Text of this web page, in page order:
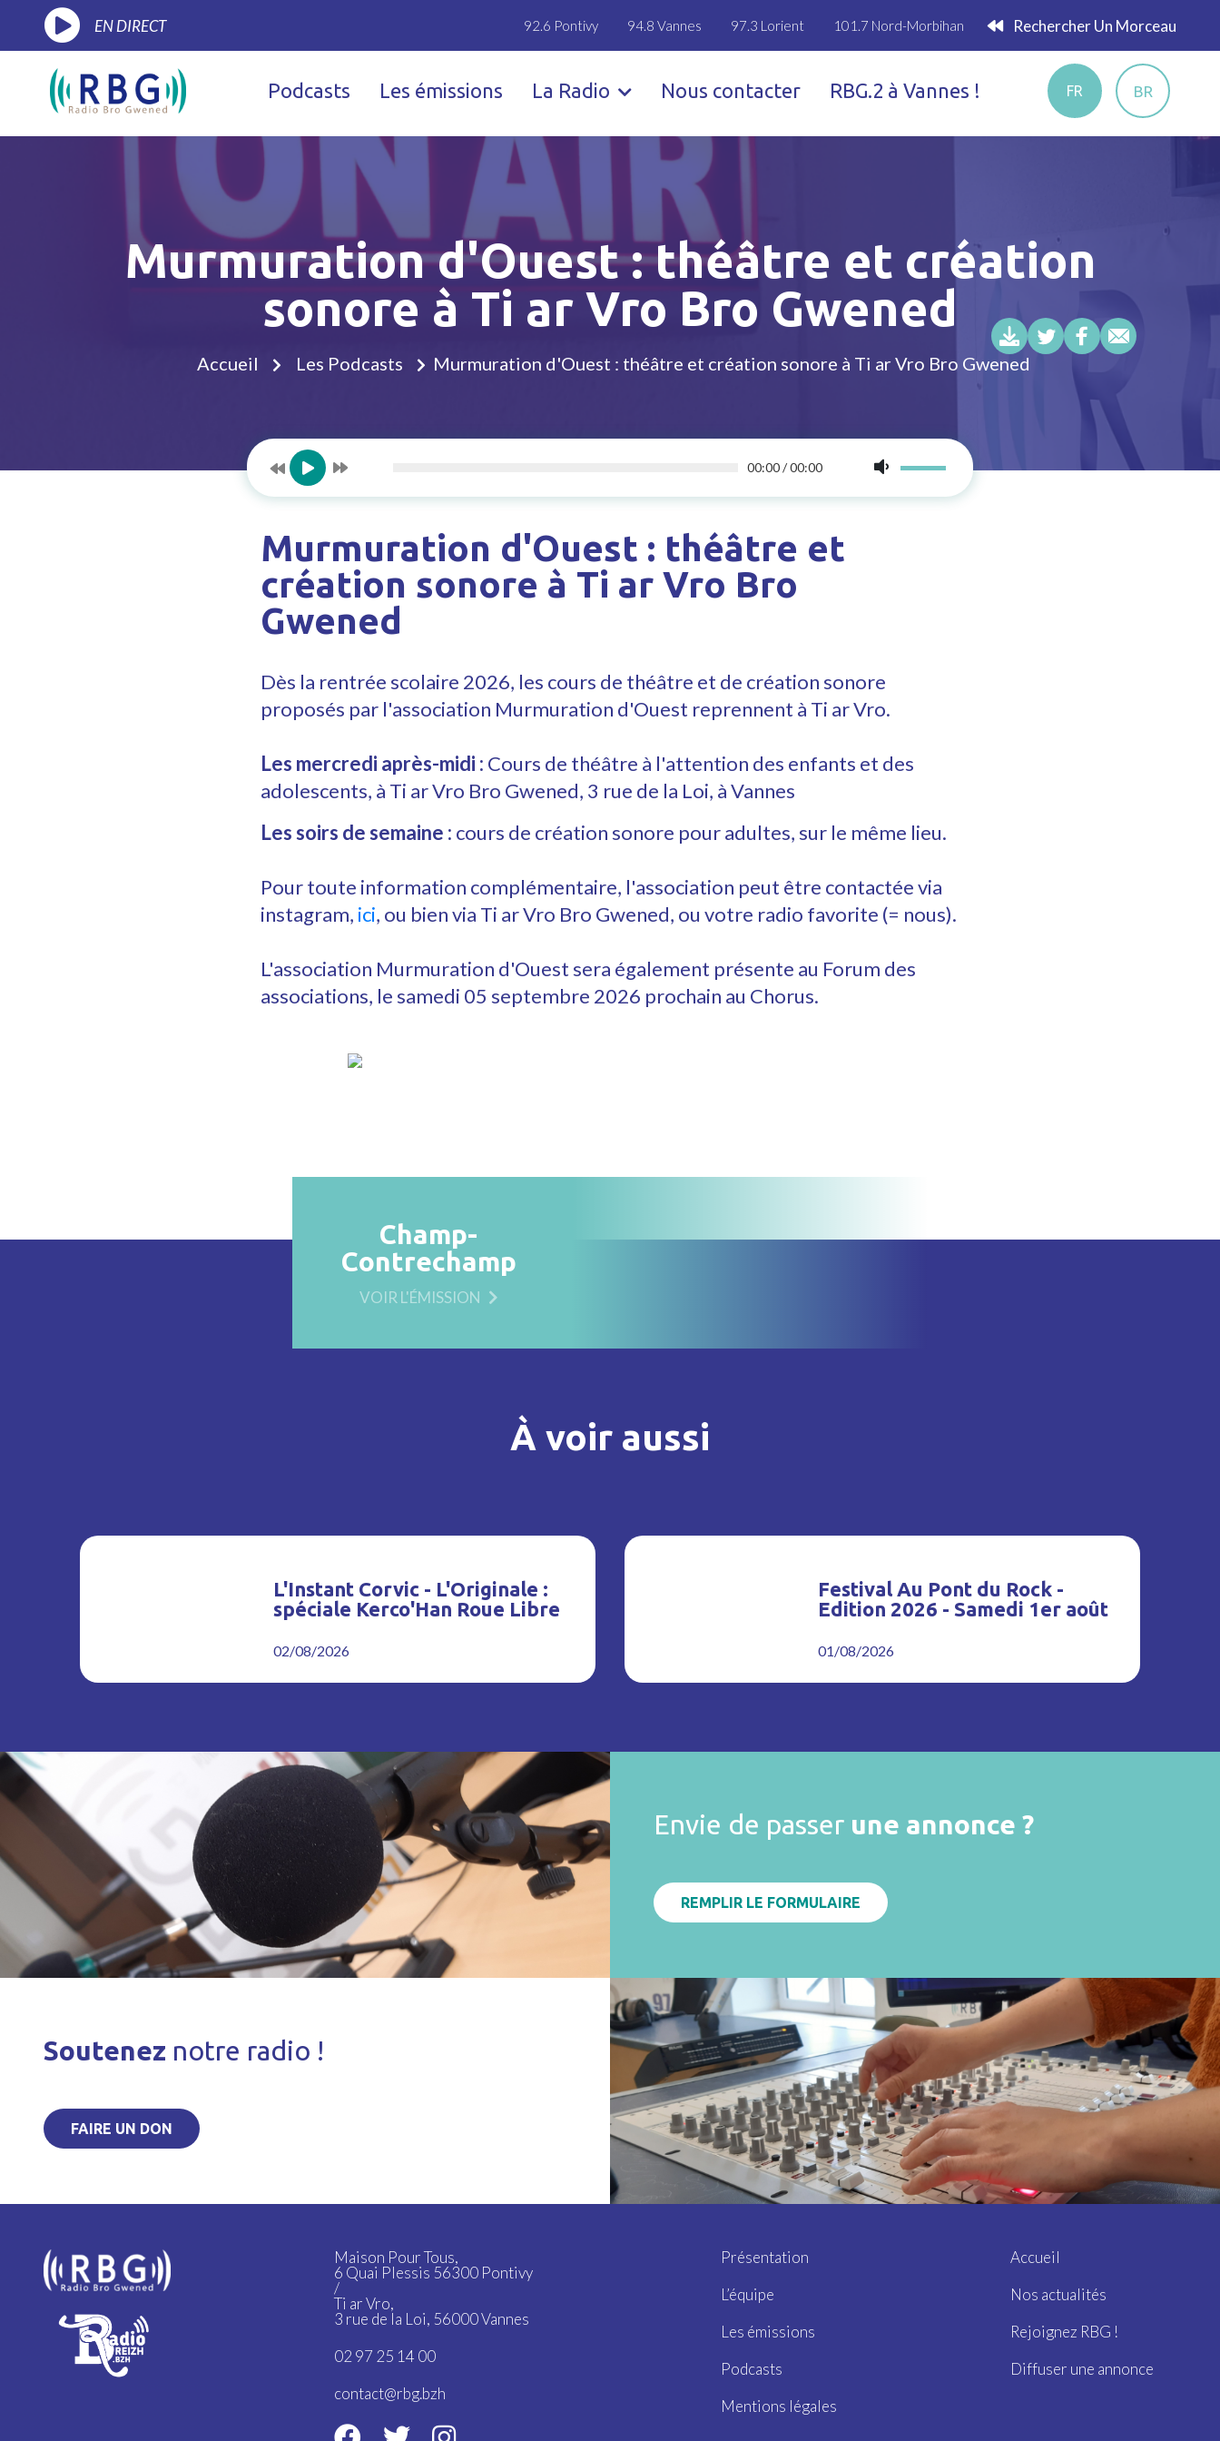
EN DIRECT 92.6 Pontivy 94.8 Vannes 97.3 Lorient 101.7 Nord-Morbihan Rechercher Un Morceau
Podcasts Les émissions La Radio Nous contacter RBG.2 à Vannes ! FR BR
Murmuration d'Ouest : théâtre et création
sonore à Ti ar Vro Bro Gwened
Accueil Les Podcasts Murmuration d'Ouest : théâtre et création sonore à Ti ar Vro Bro Gwened
00:00/00:00
Murmuration d'Ouest : théâtre et
création sonore à Ti ar Vro Bro
Gwened
Dès la rentrée scolaire 2026, les cours de théâtre et de création sonore
proposés par l'association Murmuration d'Ouest reprennent à Ti ar Vro.
Les mercredi après-midi : Cours de théâtre à l'attention des enfants et des
adolescents, à Ti ar Vro Bro Gwened, 3 rue de la Loi, à Vannes
Les soirs de semaine : cours de création sonore pour adultes, sur le même lieu.
Pour toute information complémentaire, l'association peut être contactée via
instagram, ici, ou bien via Ti ar Vro Bro Gwened, ou votre radio favorite (= nous).
L'association Murmuration d'Ouest sera également présente au Forum des
associations, le samedi 05 septembre 2026 prochain au Chorus.
Champ-
Contrechamp
VOIR L'ÉMISSION
À voir aussi
L'Instant Corvic - L'Originale :
spéciale Kerco'Han Roue Libre
02/08/2026
Festival Au Pont du Rock -
Edition 2026 - Samedi 1er août
01/08/2026
Envie de passer une annonce ?
REMPLIR LE FORMULAIRE
Soutenez notre radio !
FAIRE UN DON
Maison Pour Tous,
6 Quai Plessis 56300 Pontivy
/
Ti ar Vro,
3 rue de la Loi, 56000 Vannes
02 97 25 14 00
contact@rbg.bzh
Présentation
L’équipe
Les émissions
Podcasts
Mentions légales
Accueil
Nos actualités
Rejoignez RBG !
Diffuser une annonce